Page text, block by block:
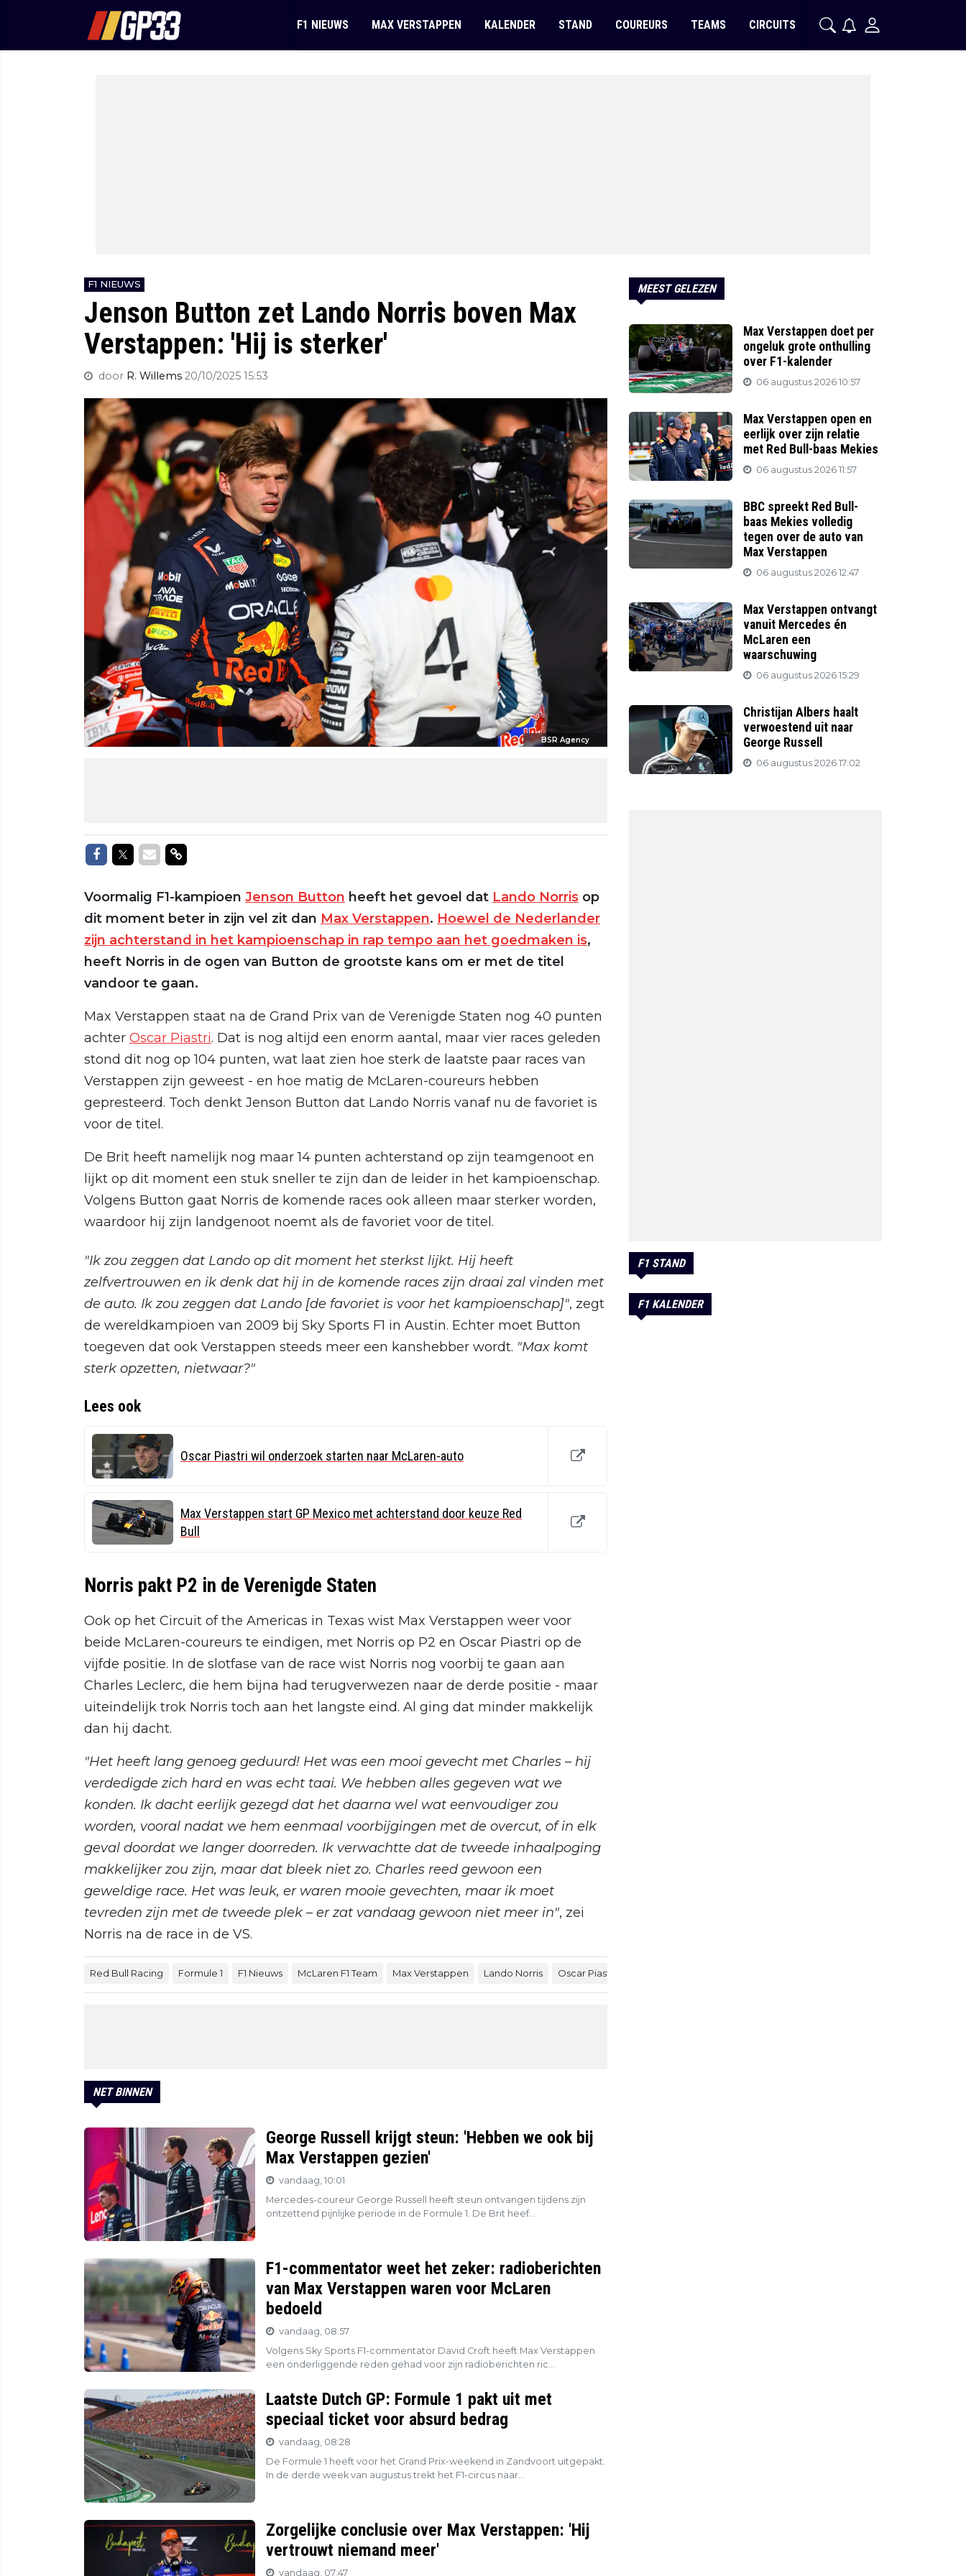
F1 NIEUWS MAX VERSTAPPEN KALENDER STAND COUREURS TEAMS CIRCUITS
F1 NIEUWS
Jenson Button zet Lando Norris boven Max
Verstappen: 'Hij is sterker'
door R. Willems 20/10/2025 15:53
BSR Agency
Delen op Facebook
Delen op Twitter
Delen via Mail
Delen via link
Voormalig F1-kampioen Jenson Button heeft het gevoel dat Lando Norris op
dit moment beter in zijn vel zit dan Max Verstappen. Hoewel de Nederlander
zijn achterstand in het kampioenschap in rap tempo aan het goedmaken is,
heeft Norris in de ogen van Button de grootste kans om er met de titel
vandoor te gaan.
Max Verstappen staat na de Grand Prix van de Verenigde Staten nog 40 punten
achter Oscar Piastri. Dat is nog altijd een enorm aantal, maar vier races geleden
stond dit nog op 104 punten, wat laat zien hoe sterk de laatste paar races van
Verstappen zijn geweest - en hoe matig de McLaren-coureurs hebben
gepresteerd. Toch denkt Jenson Button dat Lando Norris vanaf nu de favoriet is
voor de titel.
De Brit heeft namelijk nog maar 14 punten achterstand op zijn teamgenoot en
lijkt op dit moment een stuk sneller te zijn dan de leider in het kampioenschap.
Volgens Button gaat Norris de komende races ook alleen maar sterker worden,
waardoor hij zijn landgenoot noemt als de favoriet voor de titel.
"Ik zou zeggen dat Lando op dit moment het sterkst lijkt. Hij heeft
zelfvertrouwen en ik denk dat hij in de komende races zijn draai zal vinden met
de auto. Ik zou zeggen dat Lando [de favoriet is voor het kampioenschap]", zegt
de wereldkampioen van 2009 bij Sky Sports F1 in Austin. Echter moet Button
toegeven dat ook Verstappen steeds meer een kanshebber wordt. "Max komt
sterk opzetten, nietwaar?"
Lees ook
Oscar Piastri wil onderzoek starten naar McLaren-auto
Max Verstappen start GP Mexico met achterstand door keuze Red
Bull
Norris pakt P2 in de Verenigde Staten
Ook op het Circuit of the Americas in Texas wist Max Verstappen weer voor
beide McLaren-coureurs te eindigen, met Norris op P2 en Oscar Piastri op de
vijfde positie. In de slotfase van de race wist Norris nog voorbij te gaan aan
Charles Leclerc, die hem bijna had terugverwezen naar de derde positie - maar
uiteindelijk trok Norris toch aan het langste eind. Al ging dat minder makkelijk
dan hij dacht.
"Het heeft lang genoeg geduurd! Het was een mooi gevecht met Charles – hij
verdedigde zich hard en was echt taai. We hebben alles gegeven wat we
konden. Ik dacht eerlijk gezegd dat het daarna wel wat eenvoudiger zou
worden, vooral nadat we hem eenmaal voorbijgingen met de overcut, of in elk
geval doordat we langer doorreden. Ik verwachtte dat de tweede inhaalpoging
makkelijker zou zijn, maar dat bleek niet zo. Charles reed gewoon een
geweldige race. Het was leuk, er waren mooie gevechten, maar ik moet
tevreden zijn met de tweede plek – er zat vandaag gewoon niet meer in", zei
Norris na de race in de VS.
Red Bull Racing Formule 1 F1 Nieuws McLaren F1 Team Max Verstappen Lando Norris Oscar Piastri
NET BINNEN
George Russell krijgt steun: 'Hebben we ook bij
Max Verstappen gezien'
vandaag, 10:01
Mercedes-coureur George Russell heeft steun ontvangen tijdens zijn
ontzettend pijnlijke periode in de Formule 1. De Brit heef...
F1-commentator weet het zeker: radioberichten
van Max Verstappen waren voor McLaren
bedoeld
vandaag, 08:57
Volgens Sky Sports F1-commentator David Croft heeft Max Verstappen
een onderliggende reden gehad voor zijn radioberichten ric...
Laatste Dutch GP: Formule 1 pakt uit met
speciaal ticket voor absurd bedrag
vandaag, 08:28
De Formule 1 heeft voor het Grand Prix-weekend in Zandvoort uitgepakt.
In de derde week van augustus trekt het F1-circus naar...
Zorgelijke conclusie over Max Verstappen: 'Hij
vertrouwt niemand meer'
vandaag, 07:47
MEEST GELEZEN
Max Verstappen doet per
ongeluk grote onthulling
over F1-kalender
06 augustus 2026 10:57
Max Verstappen open en
eerlijk over zijn relatie
met Red Bull-baas Mekies
06 augustus 2026 11:57
BBC spreekt Red Bull-
baas Mekies volledig
tegen over de auto van
Max Verstappen
06 augustus 2026 12:47
Max Verstappen ontvangt
vanuit Mercedes én
McLaren een
waarschuwing
06 augustus 2026 15:29
Christijan Albers haalt
verwoestend uit naar
George Russell
06 augustus 2026 17:02
F1 STAND
F1 KALENDER